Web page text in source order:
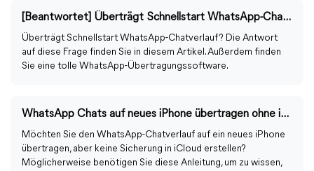
[Beantwortet] Überträgt Schnellstart WhatsApp-Chats?
Überträgt Schnellstart WhatsApp-Chatverlauf? Die Antwort
auf diese Frage finden Sie in diesem Artikel. Außerdem finden
Sie eine tolle WhatsApp-Übertragungssoftware.
WhatsApp Chats auf neues iPhone übertragen ohne iCloud
Möchten Sie den WhatsApp-Chatverlauf auf ein neues iPhone
übertragen, aber keine Sicherung in iCloud erstellen?
Möglicherweise benötigen Sie diese Anleitung, um zu wissen,